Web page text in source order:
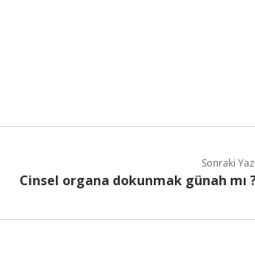
Sonraki
Cinsel organa dokunmak günah mı